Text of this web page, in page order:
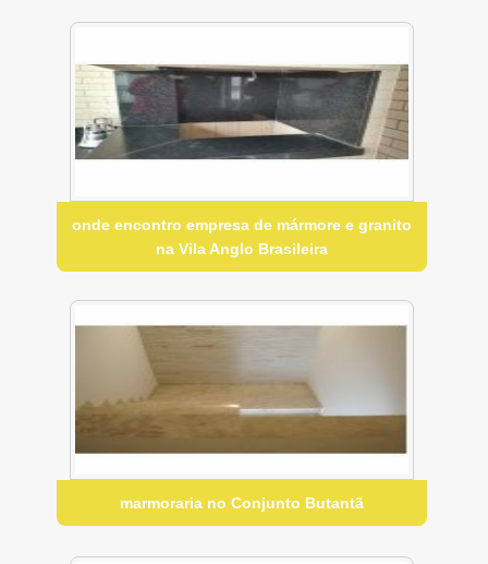
onde encontro empresa de mármore e granito
na Vila Anglo Brasileira
marmoraria no Conjunto Butantã